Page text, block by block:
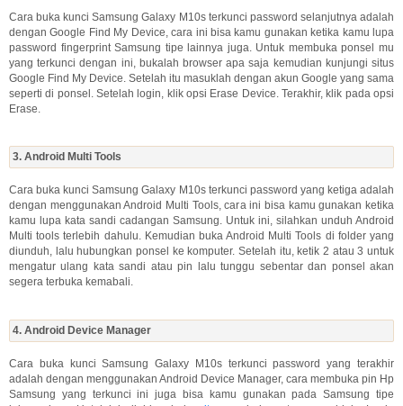
Cara buka kunci Samsung Galaxy M10s terkunci password selanjutnya adalah
dengan Google Find My Device, cara ini bisa kamu gunakan ketika kamu lupa
password fingerprint Samsung tipe lainnya juga. Untuk membuka ponsel mu
yang terkunci dengan ini, bukalah browser apa saja kemudian kunjungi situs
Google Find My Device. Setelah itu masuklah dengan akun Google yang sama
seperti di ponsel. Setelah login, klik opsi Erase Device. Terakhir, klik pada opsi
Erase.
3. Android Multi Tools
Cara buka kunci Samsung Galaxy M10s terkunci password yang ketiga adalah
dengan menggunakan Android Multi Tools, cara ini bisa kamu gunakan ketika
kamu lupa kata sandi cadangan Samsung. Untuk ini, silahkan unduh Android
Multi tools terlebih dahulu. Kemudian buka Android Multi Tools di folder yang
diunduh, lalu hubungkan ponsel ke komputer. Setelah itu, ketik 2 atau 3 untuk
mengatur ulang kata sandi atau pin lalu tunggu sebentar dan ponsel akan
segera terbuka kemabali.
4. Android Device Manager
Cara buka kunci Samsung Galaxy M10s terkunci password yang terakhir
adalah dengan menggunakan Android Device Manager, cara membuka pin Hp
Samsung yang terkunci ini juga bisa kamu gunakan pada Samsung tipe